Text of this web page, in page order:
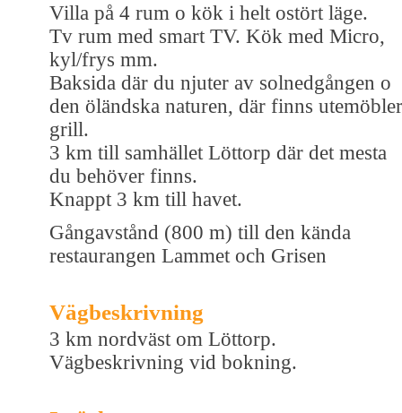
Villa på 4 rum o kök i helt ostört läge.
Tv rum med smart TV. Kök med Micro,
kyl/frys mm.
Baksida där du njuter av solnedgången o
den öländska naturen, där finns
grill.
3 km till samhället Löttorp där det mesta
du behöver finns.
Knappt 3 km till havet.
Gångavstånd (800 m) till den kända
restaurangen Lammet och Grisen
Vägbeskrivning
3 km nordväst om Löttorp.
Vägbeskrivning vid bokning.